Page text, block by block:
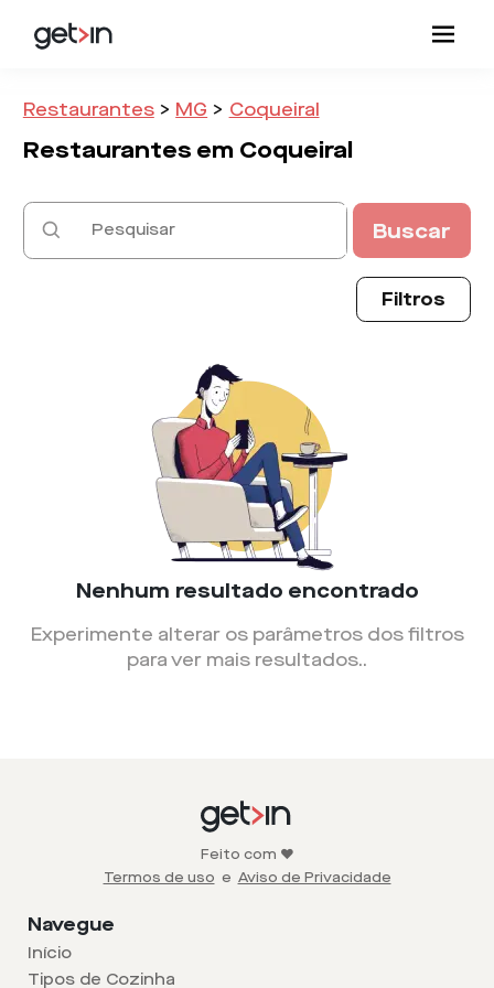
Restaurantes > MG > Coqueiral
Restaurantes em Coqueiral
Buscar
Filtros
Nenhum resultado encontrado
Experimente alterar os parâmetros dos filtros
para ver mais resultados..
Feito com ❤️
Termos de uso e Aviso de Privacidade
Navegue
Início
Tipos de Cozinha